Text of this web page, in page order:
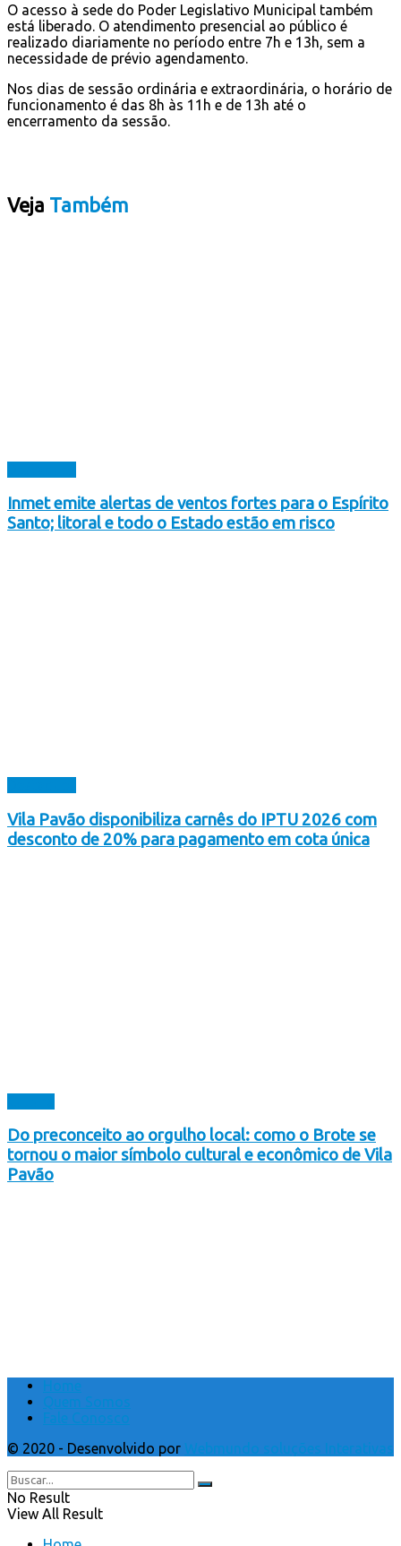
O acesso à sede do Poder Legislativo Municipal também
está liberado. O atendimento presencial ao público é
realizado diariamente no período entre 7h e 13h, sem a
necessidade de prévio agendamento.
Nos dias de sessão ordinária e extraordinária, o horário de
funcionamento é das 8h às 11h e de 13h até o
encerramento da sessão.
Veja Também
Inmet emite alertas de ventos fortes para o Espírito
Santo; litoral e todo o Estado estão em risco
Vila Pavão disponibiliza carnês do IPTU 2026 com
desconto de 20% para pagamento em cota única
Do preconceito ao orgulho local: como o Brote se
tornou o maior símbolo cultural e econômico de Vila
Pavão
Home
Quem Somos
Fale Conosco
© 2020 - Desenvolvido por Webmundo soluções Interativas
No Result
View All Result